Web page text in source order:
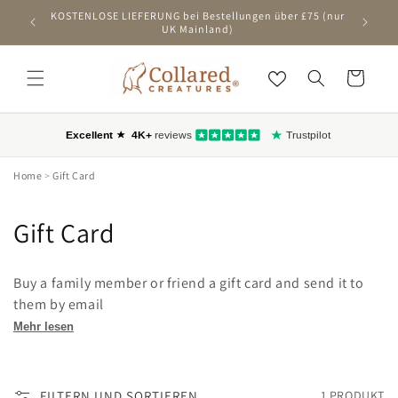
INHALTKOSTENLOSE LIEFERUNG bei Bestellungen über £75 (nur
UK Mainland)
Wagen
Home >Gift Card
C
l
l
Gift Card
Buy a family member or friend a gift card and send it to
them by email
Mehr lesen